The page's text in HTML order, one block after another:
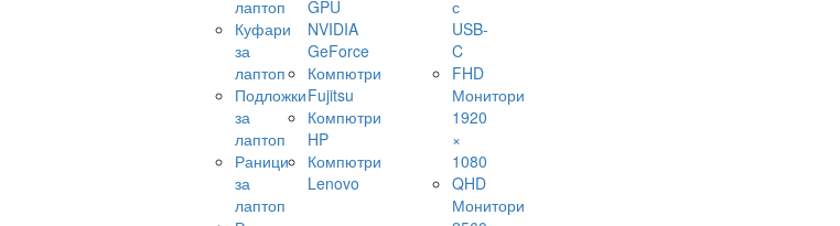
лаптоп
Куфари
за
лаптоп
Подложки
за
лаптоп
Раници
за
лаптоп
GPU
NVIDIA
GeForce
Компютри
Fujitsu
Компютри
HP
Компютри
Lenovo
с
USB-
C
FHD
Монитори
1920
×
1080
QHD
Монитори